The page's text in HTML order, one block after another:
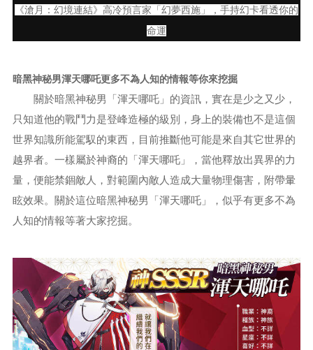
《滄月：幻境連結》高冷預言家「幻夢西施」，手持幻卡看透你的
命運
暗黑神秘男渾天哪吒更多不為人知的情報等你來挖掘
關於暗黑神秘男「渾天哪吒」的資訊，實在是少之又少，
只知道他的戰鬥力是登峰造極的級別，身上的裝備也不是這個
世界知識所能駕馭的東西，目前推斷他可能是來自其它世界的
越界者。一樣屬於神裔的「渾天哪吒」，當他釋放出異界的力
量，便能禁錮敵人，對範圍內敵人造成大量物理傷害，附帶暈
眩效果。關於這位暗黑神秘男「渾天哪吒」，似乎有更多不為
人知的情報等著大家挖掘。